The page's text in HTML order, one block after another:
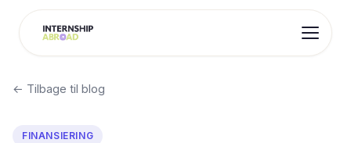
← Tilbage til blog
FINANSIERING